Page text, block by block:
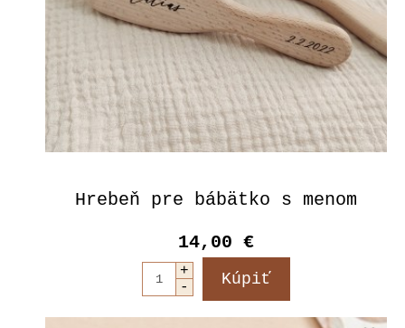
Hrebeň pre bábätko s menom
14,00 €